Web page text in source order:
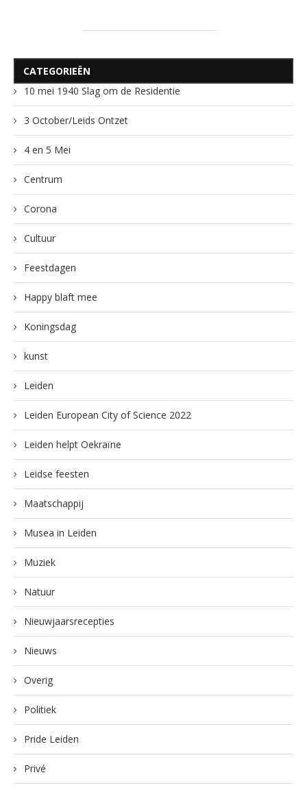
CATEGORIEËN
10 mei 1940 Slag om de Residentie
3 October/Leids Ontzet
4 en 5 Mei
Centrum
Corona
Cultuur
Feestdagen
Happy blaft mee
Koningsdag
kunst
Leiden
Leiden European City of Science 2022
Leiden helpt Oekraïne
Leidse feesten
Maatschappij
Musea in Leiden
Muziek
Natuur
Nieuwjaarsrecepties
Nieuws
Overig
Politiek
Pride Leiden
Privé